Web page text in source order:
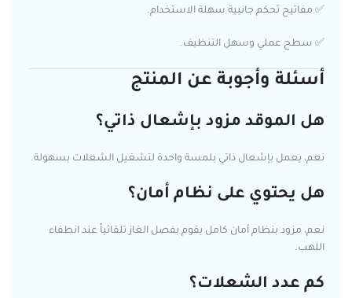
✅ مفاتيح تحكم جانبية سهلة الاستخدام.
✅ سطح عملي وسهل التنظيف.
أسئلة وأجوبة عن المنتج
هل الموقد مزود بإشعال ذاتي؟
نعم، يعمل بإشعال ذاتي بلمسة واحدة لتشغيل الشعلات بسهولة.
هل يحتوي على نظام أمان؟
نعم، مزود بنظام أمان كامل يقوم بفصل الغاز تلقائياً عند انطفاء
اللهب.
كم عدد الشعلات؟